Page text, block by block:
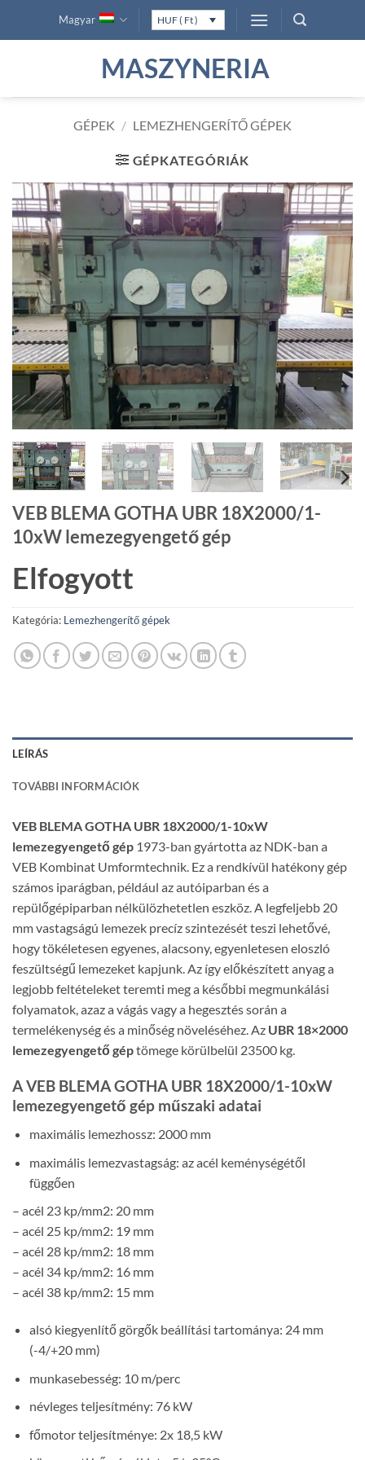
Magyar HUF ( Ft )
MASZYNERIA
GÉPEK / LEMEZHENGERÍTŐ GÉPEK
GÉPKATEGÓRIÁK
VEB BLEMA GOTHA UBR 18X2000/1-
10xW lemezegyengető gép
Elfogyott
Kategória: Lemezhengerítő gépek
LEÍRÁS
TOVÁBBI INFORMÁCIÓK
VEB BLEMA GOTHA UBR 18X2000/1-10xW
lemezegyengető gép 1973-ban gyártotta az NDK-ban a
VEB Kombinat Umformtechnik. Ez a rendkívül hatékony gép
számos iparágban, például az autóiparban és a
repülőgépiparban nélkülözhetetlen eszköz. A legfeljebb 20
mm vastagságú lemezek precíz szintezését teszi lehetővé,
hogy tökéletesen egyenes, alacsony, egyenletesen eloszló
feszültségű lemezeket kapjunk. Az így előkészített anyag a
legjobb feltételeket teremti meg a későbbi megmunkálási
folyamatok, azaz a vágás vagy a hegesztés során a
termelékenység és a minőség növeléséhez. Az UBR 18×2000
lemezegyengető géptömege körülbelül 23500 kg.
A VEB BLEMA GOTHA UBR 18X2000/1-10xW
lemezegyengető gép műszaki adatai
maximális lemezhossz: 2000 mm
maximális lemezvastagság: az acél keménységétől
függően
– acél 23 kp/mm2: 20 mm
– acél 25 kp/mm2: 19 mm
– acél 28 kp/mm2: 18 mm
– acél 34 kp/mm2: 16 mm
– acél 38 kp/mm2: 15 mm
alsó kiegyenlítő görgők beállítási tartománya: 24 mm
(-4/+20 mm)
munkasebesség: 10 m/perc
névleges teljesítmény: 76 kW
főmotor teljesítménye: 2x 18,5 kW